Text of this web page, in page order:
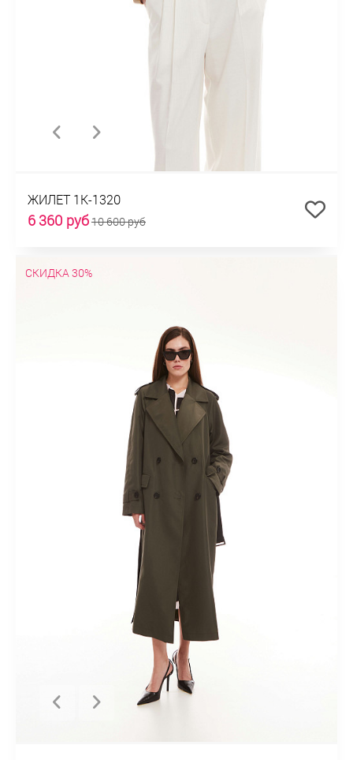
ЖИЛЕТ 1К-1320
6 360 руб10 600 руб
СКИДКА 30%